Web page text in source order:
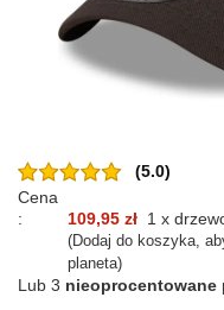
(5.0)
Cena
:
109,95 zł 1 x
(Dodaj do koszyka,
planeta)
Lub 3 nieoprocentowane